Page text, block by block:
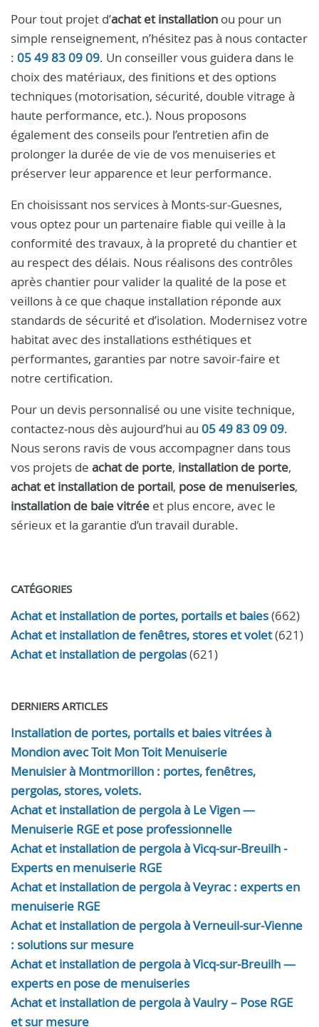
Pour tout projet d’achat et installation ou pour un
simple renseignement, n’hésitez pas à nous contacter
: 05 49 83 09 09. Un conseiller vous guidera dans le
choix des matériaux, des finitions et des options
techniques (motorisation, sécurité, double vitrage à
haute performance, etc.). Nous proposons
également des conseils pour l’entretien afin de
prolonger la durée de vie de vos menuiseries et
préserver leur apparence et leur performance.
En choisissant nos services à Monts-sur-Guesnes,
vous optez pour un partenaire fiable qui veille à la
conformité des travaux, à la propreté du chantier et
au respect des délais. Nous réalisons des contrôles
après chantier pour valider la qualité de la pose et
veillons à ce que chaque installation réponde aux
standards de sécurité et d’isolation. Modernisez votre
habitat avec des installations esthétiques et
performantes, garanties par notre savoir-faire et
notre certification.
Pour un devis personnalisé ou une visite technique,
contactez-nous dès aujourd’hui au 05 49 83 09 09.
Nous serons ravis de vous accompagner dans tous
vos projets de achat de porte, installation de porte,
achat et installation de portail, pose de menuiseries,
installation de baie vitrée et plus encore, avec le
sérieux et la garantie d’un travail durable.
CATÉGORIES
Achat et installation de portes, portails et baies(662)
Achat et installation de fenêtres, stores et volet(621)
Achat et installation de pergolas(621)
DERNIERS ARTICLES
Installation de portes, portails et baies vitrées à
Mondion avec Toit Mon Toit Menuiserie
Menuisier à Montmorillon : portes, fenêtres,
pergolas, stores, volets.
Achat et installation de pergola à Le Vigen —
Menuiserie RGE et pose professionnelle
Achat et installation de pergola à Vicq-sur-Breuilh -
Experts en menuiserie RGE
Achat et installation de pergola à Veyrac : experts en
menuiserie RGE
Achat et installation de pergola à Verneuil-sur-Vienne
: solutions sur mesure
Achat et installation de pergola à Vicq-sur-Breuilh —
experts en pose de menuiseries
Achat et installation de pergola à Vaulry – Pose RGE
et sur mesure